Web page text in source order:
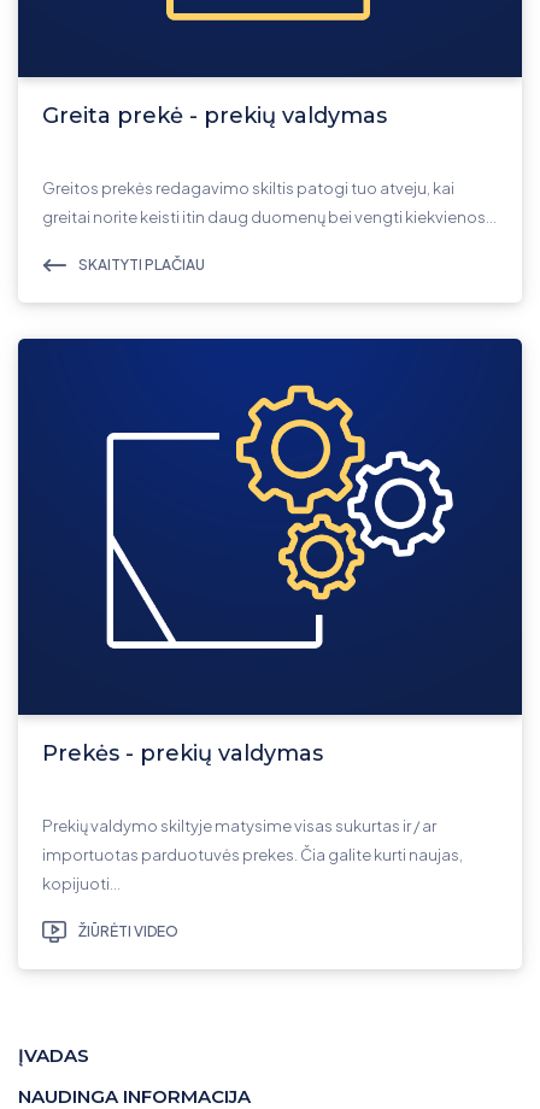
Greita prekė - prekių valdymas
Greitos prekės redagavimo skiltis patogi tuo atveju, kai
greitai norite keisti itin daug duomenų bei vengti kiekvienos…
SKAITYTI PLAČIAU
Prekės - prekių valdymas
Prekių valdymo skiltyje matysime visas sukurtas ir / ar
importuotas parduotuvės prekes. Čia galite kurti naujas,
kopijuoti…
ŽIŪRĖTI VIDEO
ĮVADAS
NAUDINGA INFORMACIJA